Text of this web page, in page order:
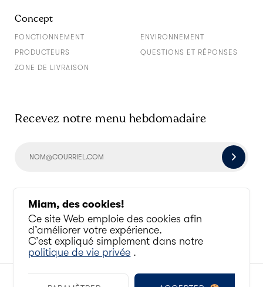
Miam, des cookies!
Ce site Web emploie des cookies afin
d’améliorer votre expérience.
C’est expliqué simplement dans notre
politique de vie privée .
Concept
FONCTIONNEMENT
ENVIRONNEMENT
PRODUCTEURS
QUESTIONS ET RÉPONSES
ZONE DE LIVRAISON
Socialisons un peu
Recevez notre menu hebdomadaire
© ANTOINE AU QUOTIDIEN 2010 - 2026. TOUS